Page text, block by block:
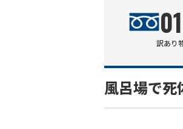
訳あり
風呂場で死